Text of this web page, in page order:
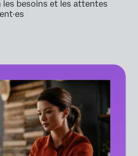
les besoins et les attentes